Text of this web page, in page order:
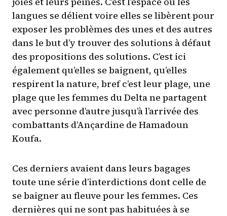
langues se délient voire elles se libèrent pour
exposer les problèmes des unes et des autres
dans le but d’y trouver des solutions à défaut
des propositions des solutions. C’est ici
également qu’elles se baignent, qu’elles
respirent la nature, bref c’est leur plage, une
plage que les femmes du Delta ne partagent
avec personne d’autre jusqu’à l’arrivée des
combattants d’Ançardine de Hamadoun
Koufa.
Ces derniers avaient dans leurs bagages
toute une série d’interdictions dont celle de
se baigner au fleuve pour les femmes. Ces
dernières qui ne sont pas habituées à se